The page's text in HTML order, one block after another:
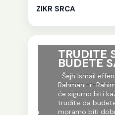
ZIKR SRCA
TRUDITE
BUDETE
Šejh Ismail effendi.
Rahmani-r-Rahim.
će sigurno biti
trudite da budete
moramo biti